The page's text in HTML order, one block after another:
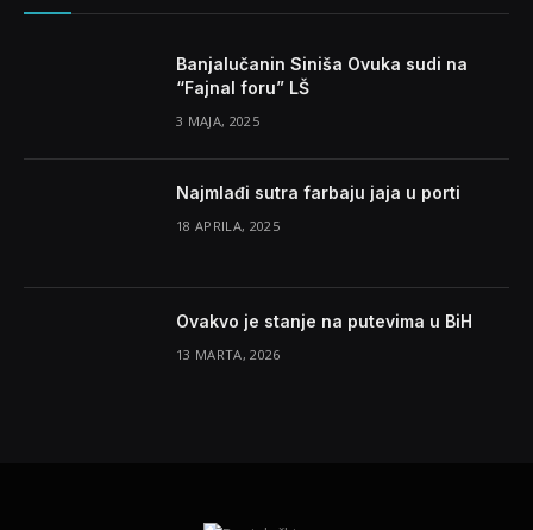
Banjalučanin Siniša Ovuka sudi na
“Fajnal foru” LŠ
3 MAJA, 2025
Najmlađi sutra farbaju jaja u porti
18 APRILA, 2025
Ovakvo je stanje na putevima u BiH
13 MARTA, 2026